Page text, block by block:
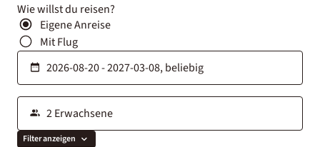
Wie willst du reisen?
Eigene Anreise
Mit Flug
Filter anzeigen